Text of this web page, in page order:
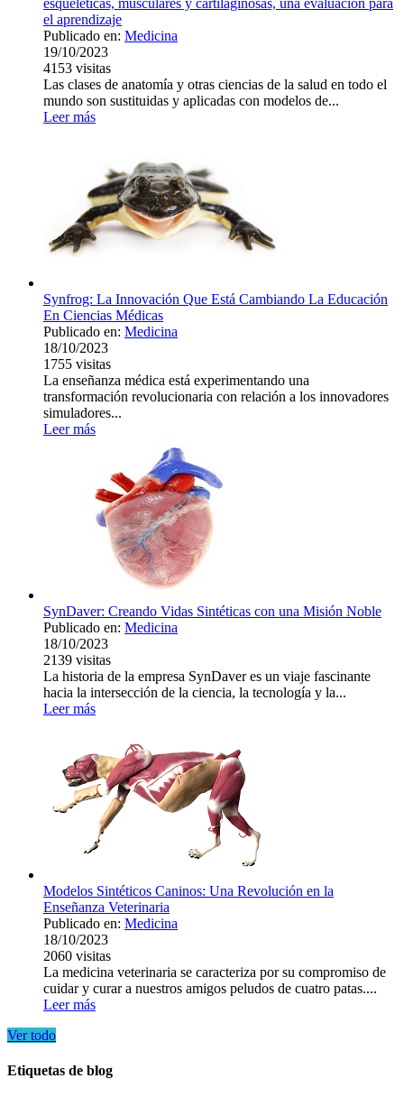
esqueléticas, musculares y cartilaginosas, una evaluación para
el aprendizaje
Publicado en: Medicina
19/10/2023
4153 visitas
Las clases de anatomía y otras ciencias de la salud en todo el
mundo son sustituidas y aplicadas con modelos de...
Leer más
Synfrog: La Innovación Que Está Cambiando La Educación
En Ciencias Médicas
Publicado en: Medicina
18/10/2023
1755 visitas
La enseñanza médica está experimentando una
transformación revolucionaria con relación a los innovadores
simuladores...
Leer más
SynDaver: Creando Vidas Sintéticas con una Misión Noble
Publicado en: Medicina
18/10/2023
2139 visitas
La historia de la empresa SynDaver es un viaje fascinante
hacia la intersección de la ciencia, la tecnología y la...
Leer más
Modelos Sintéticos Caninos: Una Revolución en la
Enseñanza Veterinaria
Publicado en: Medicina
18/10/2023
2060 visitas
La medicina veterinaria se caracteriza por su compromiso de
cuidar y curar a nuestros amigos peludos de cuatro patas....
Leer más
Ver todo
Etiquetas de blog